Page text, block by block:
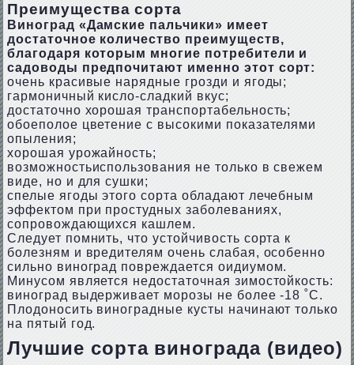
Преимущества сорта
Виноград «Дамские пальчики» имеет
достаточное количество преимуществ,
благодаря которым многие потребители и
садоводы предпочитают именно этот сорт:
очень красивые нарядные грозди и ягоды;
гармоничный кисло-сладкий вкус;
достаточно хорошая транспортабельность;
обоеполое цветение с высокими показателями
опыления;
хорошая урожайность;
возможностьиспользования не только в свежем
виде, но и для сушки;
спелые ягоды этого сорта обладают лечебным
эффектом при простудных заболеваниях,
сопровождающихся кашлем.
Следует помнить, что устойчивость сорта к
болезням и вредителям очень слабая, особенно
сильно виноград повреждается оидиумом.
Минусом является недостаточная зимостойкость:
виноград выдерживает морозы не более -18 ˚С.
Плодоносить виноградные кусты начинают только
на пятый год.
Лучшие сорта винограда (видео)